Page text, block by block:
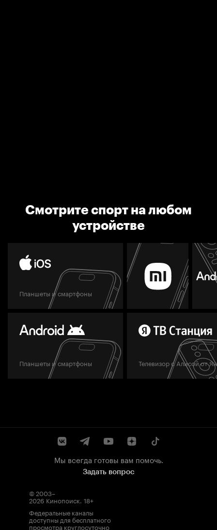
Смотрите спорт на любом
устройстве
Планшеты и смартфоны
Планшеты и смартфоны Телевизор с Алисой от
Мы всегда готовы вам помочь.
Задать вопрос
© 2003–
2026 Кинопоиск. 18+
Федеральные каналы
доступны для бесплатного
просмотра круглосуточно